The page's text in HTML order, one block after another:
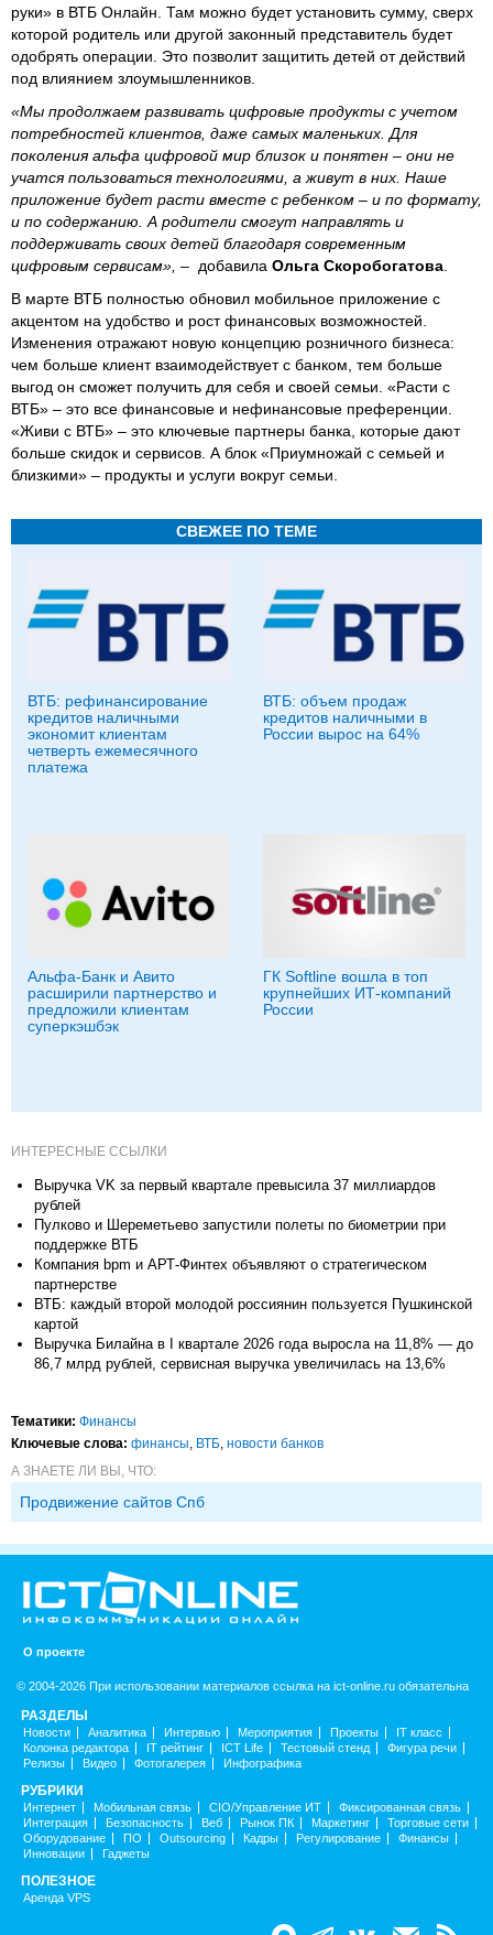
руки» в ВТБ Онлайн. Там можно будет установить сумму, сверх
которой родитель или другой законный представитель будет
одобрять операции. Это позволит защитить детей от действий
под влиянием злоумышленников.
«Мы продолжаем развивать цифровые продукты с учетом
потребностей клиентов, даже самых маленьких. Для
поколения альфа цифровой мир близок и понятен – они не
учатся пользоваться технологиями, а живут в них. Наше
приложение будет расти вместе с ребенком – и по формату,
и по содержанию. А родители смогут направлять и
поддерживать своих детей благодаря современным
цифровым сервисам», – добавила Ольга Скоробогатова
В марте ВТБ полностью обновил мобильное приложение с
акцентом на удобство и рост финансовых возможностей.
Изменения отражают новую концепцию розничного бизнеса:
чем больше клиент взаимодействует с банком, тем больше
выгод он сможет получить для себя и своей семьи. «Расти с
ВТБ» – это все финансовые и нефинансовые преференции.
«Живи с ВТБ» – это ключевые партнеры банка, которые дают
больше скидок и сервисов. А блок «Приумножай с семьей и
близкими» – продукты и услуги вокруг семьи.
СВЕЖЕЕ ПО ТЕМЕ
ВТБ: рефинансирование
кредитов наличными
экономит клиентам
четверть ежемесячного
платежа
ВТБ: объем продаж
кредитов наличными в
России вырос на 64%
Альфа-Банк и Авито
расширили партнерство и
предложили клиентам
суперкэшбэк
ГК Softline вошла в топ
крупнейших ИТ-компаний
России
ИНТЕРЕСНЫЕ ССЫЛКИ
Выручка VK за первый квартале превысила 37 миллиардов
рублей
Пулково и Шереметьево запустили полеты по биометрии при
поддержке ВТБ
Компания bpm и АРТ-Финтех объявляют о стратегическом
партнерстве
ВТБ: каждый второй молодой россиянин пользуется Пушкинской
картой
Выручка Билайна в I квартале 2026 года выросла на 11,8% — до
86,7 млрд рублей, сервисная выручка увеличилась на 13,6%
Тематики: Финансы
Ключевые слова: финансы, ВТБ, новости банков
А ЗНАЕТЕ ЛИ ВЫ, ЧТО:
Продвижение сайтов Спб
О проекте
© 2004-2026 При использовании материалов ссылка на ict-online.ru обязательна
РАЗДЕЛЫ
Новости Аналитика Интервью Мероприятия Проекты
IT класс
Колонка редактора
IT рейтинг ICT Life Тестовый стенд
Фигура речи
Релизы
Видео Фотогалерея Инфографика
РУБРИКИ
Интернет Мобильная связь CIO/Управление ИТ
Фиксированная связь
Интеграция
Безопасность Веб Рынок ПК Маркетинг
Торговые сети
Оборудование
ПО Outsourcing Кадры Регулирование
Финансы
Инновации
Гаджеты
ПОЛЕЗНОЕ
Аренда VPS